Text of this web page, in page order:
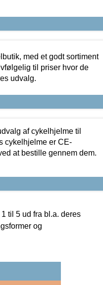
med et godt sortiment
til priser hvor de
udvalg.
af cykelhjelme til
cykelhjelme er CE-
at bestille gennem dem.
til 5 ud fra bl.a. deres
og